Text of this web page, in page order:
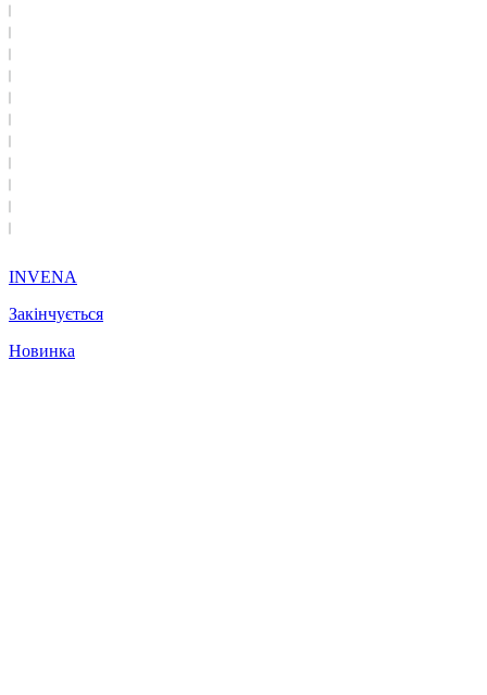
INVENA
Закінчується
Новинка